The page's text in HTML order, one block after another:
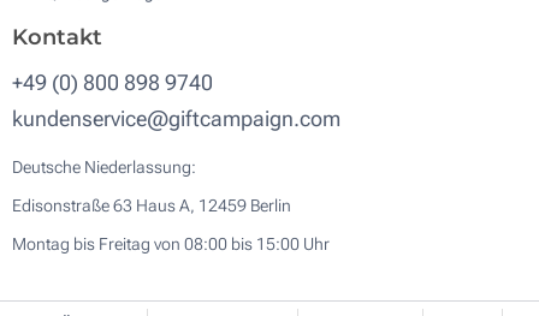
Kontakt
+49 (0) 800 898 9740
kundenservice@giftcampaign.com
Deutsche Niederlassung:
Edisonstraße 63 Haus A, 12459 Berlin
Montag bis Freitag von 08:00 bis 15:00 Uhr